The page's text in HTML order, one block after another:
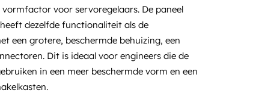
voor servoregelaars. De paneel
dezelfde functionaliteit als de
een grotere, beschermde behuizing, een
Dit is ideaal voor engineers die de
in een meer beschermde vorm en een